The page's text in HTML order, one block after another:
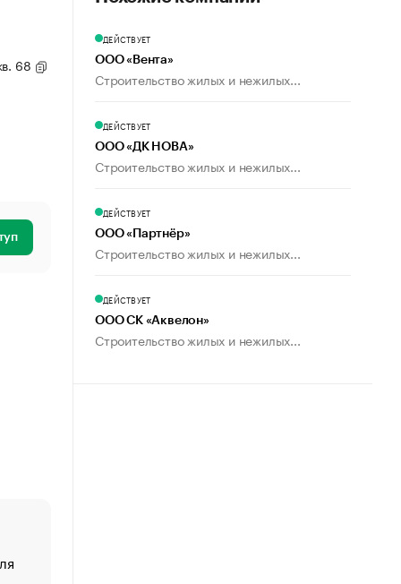
68
ДЕЙСТВУЕТ
ООО «Вента»
Строительство жилых и нежилых...
ДЕЙСТВУЕТ
ООО «ДК НОВА»
Строительство жилых и нежилых...
ДЕЙСТВУЕТ
ООО «Партнёр»
Строительство жилых и нежилых...
ДЕЙСТВУЕТ
ООО СК «Аквелон»
Строительство жилых и нежилых...